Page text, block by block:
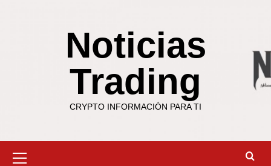
Noticias
Trading
CRYPTO INFORMACIÓN PARA TI
primario